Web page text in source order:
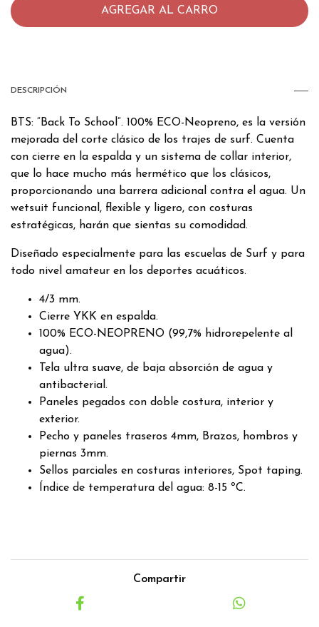
DESCRIPCIÓN
BTS: “Back To School”. 100% ECO-Neopreno, es la versión
mejorada del corte clásico de los trajes de surf. Cuenta
con cierre en la espalda y un sistema de collar interior,
que lo hace mucho más hermético que los clásicos,
proporcionando una barrera adicional contra el agua. Un
wetsuit funcional, flexible y ligero, con costuras
estratégicas, harán que sientas su comodidad.
Diseñado especialmente para las escuelas de Surf y para
todo nivel amateur en los deportes acuáticos.
4/3 mm.
Cierre YKK en espalda.
100% ECO-NEOPRENO (99,7% hidrorepelente al
agua).
Tela ultra suave, de baja absorción de agua y
antibacterial.
Paneles pegados con doble costura, interior y
exterior.
Pecho y paneles traseros 4mm, Brazos, hombros y
piernas 3mm.
Sellos parciales en costuras interiores, Spot taping.
Índice de temperatura del agua: 8-15 ºC.
Compartir